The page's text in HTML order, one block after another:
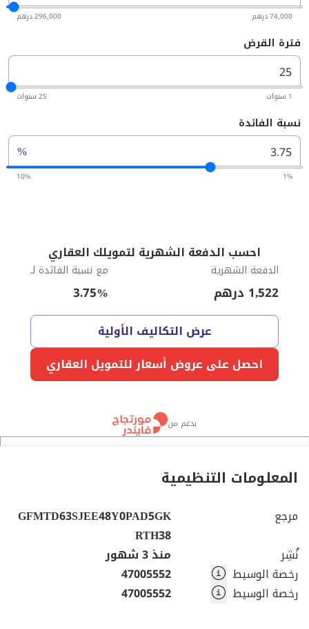
74,000 درهم 296,000 درهم
فترة القرض
1 سنوات 25 سنوات
نسبة الفائدة
%
1%
10%
احسب الدفعة الشهرية لتمويلك العقاري
الدفعة الشهرية
1,522 درهم
مع نسبة الفائدة لـ
3.75%
عرض التكاليف الأولية
احصل على عروض أسعار للتمويل العقاري
بدعم من
المعلومات التنظيمية
مرجع
GFMTD63SJEE48Y0PAD5GK
RTH38
نُشِر
منذ 3 شهور
رخصة الوسيط
47005552
رخصة الوسيط
47005552